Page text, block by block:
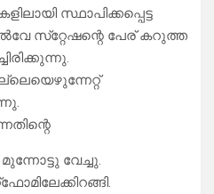
സ്ഥാപിക്കപ്പെട്ട
സ്‌റ്റേഷന്റെ പേര് കറുത്ത
വേച്ചു.